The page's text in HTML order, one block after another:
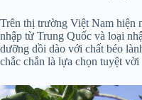
Trên thị trường Việt Nam hiện
nhập từ Trung Quốc và loại
dưỡng dồi dào với chất béo
chắc chắn là lựa chọn tuyệt